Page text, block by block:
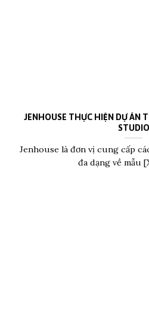
JENHOUSE THỰC HIỆN DỰ ÁN
STUDIO
Jenhouse là đơn vị cung cấp
đa dạng về mẫu